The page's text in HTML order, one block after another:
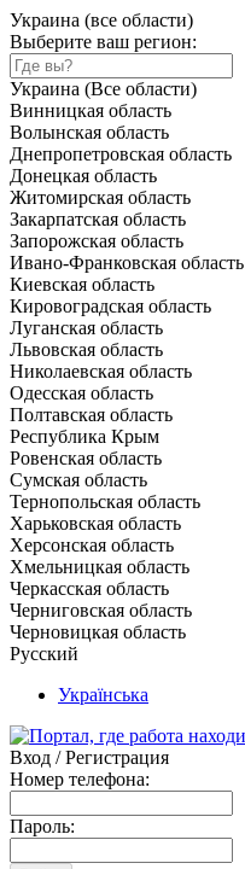
Украина (все области)
Выберите ваш регион:
Украина (Все области)
Винницкая область
Волынская область
Днепропетровская область
Донецкая область
Житомирская область
Закарпатская область
Запорожская область
Ивано-Франковская область
Киевская область
Кировоградская область
Луганская область
Львовская область
Николаевская область
Одесская область
Полтавская область
Республика Крым
Ровенская область
Сумская область
Тернопольская область
Харьковская область
Херсонская область
Хмельницкая область
Черкасская область
Черниговская область
Черновицкая область
Русский
Українська
Вход / Регистрация
Номер телефона:
Пароль: